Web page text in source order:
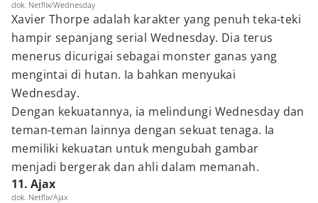
dok. Netflix/Wednesday
Xavier Thorpe adalah karakter yang penuh teka-teki
hampir sepanjang serial Wednesday. Dia terus
menerus dicurigai sebagai monster ganas yang
mengintai di hutan. Ia bahkan menyukai
Wednesday.
Dengan kekuatannya, ia melindungi Wednesday dan
teman-teman lainnya dengan sekuat tenaga. Ia
memiliki kekuatan untuk mengubah gambar
menjadi bergerak dan ahli dalam memanah.
11. Ajax
dok. Netflix/Ajax